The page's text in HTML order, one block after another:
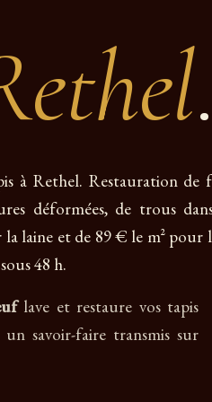
.
à Rethel. Restauration de
déformées, de trous
laine et de 89 € le m² pour
48 h.
lave et restaure vos tapis
un savoir-faire transmis sur